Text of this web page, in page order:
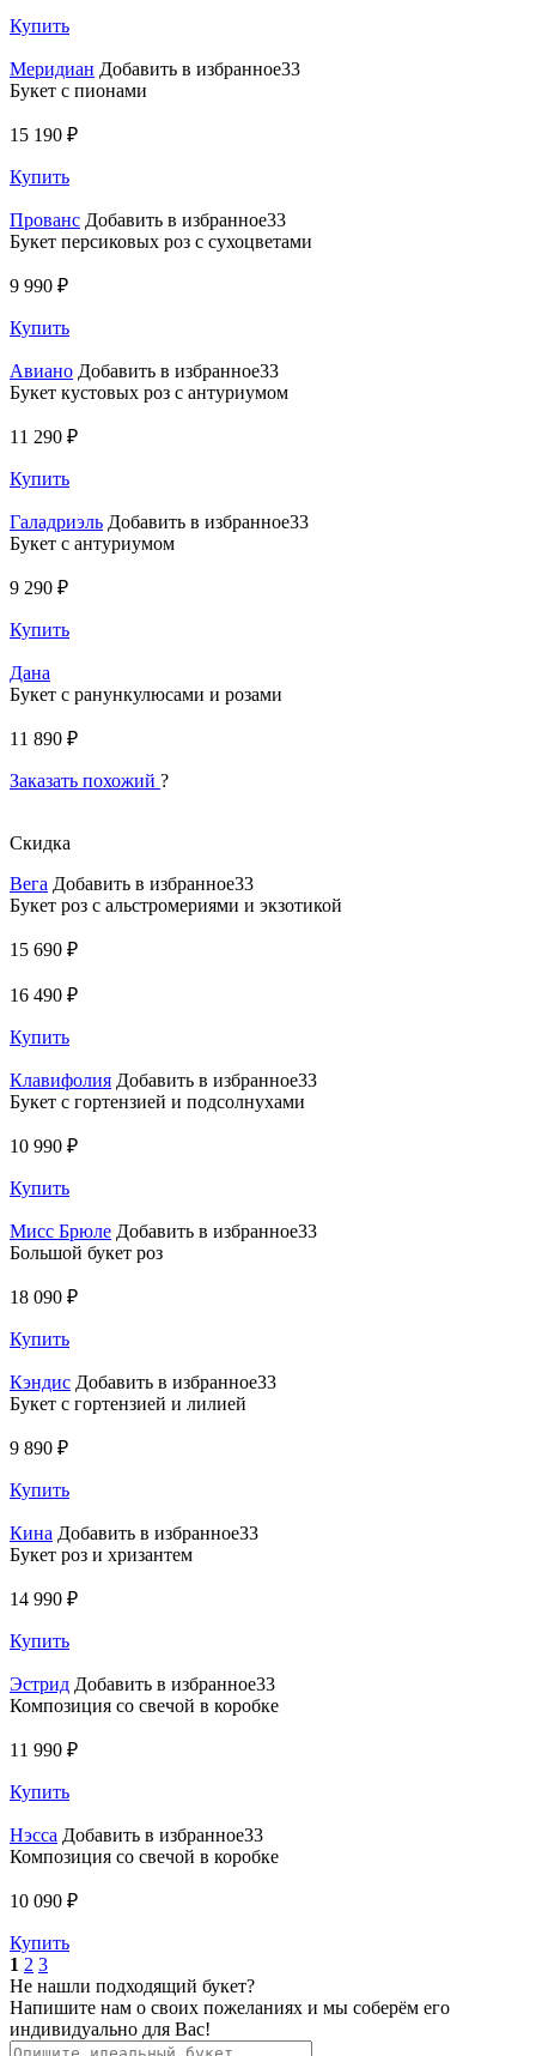
Купить
Меридиан Добавить в избранное33
Букет с пионами
15 190 ₽
Купить
Прованс Добавить в избранное33
Букет персиковых роз с сухоцветами
9 990 ₽
Купить
Авиано Добавить в избранное33
Букет кустовых роз с антуриумом
11 290 ₽
Купить
Галадриэль Добавить в избранное33
Букет с антуриумом
9 290 ₽
Купить
Дана
Букет с ранункулюсами и розами
11 890 ₽
Заказать похожий ?
Скидка
Вега Добавить в избранное33
Букет роз с альстромериями и экзотикой
15 690 ₽
16 490 ₽
Купить
Клавифолия Добавить в избранное33
Букет с гортензией и подсолнухами
10 990 ₽
Купить
Мисс Брюле Добавить в избранное33
Большой букет роз
18 090 ₽
Купить
Кэндис Добавить в избранное33
Букет с гортензией и лилией
9 890 ₽
Купить
Кина Добавить в избранное33
Букет роз и хризантем
14 990 ₽
Купить
Эстрид Добавить в избранное33
Композиция со свечой в коробке
11 990 ₽
Купить
Нэсса Добавить в избранное33
Композиция со свечой в коробке
10 090 ₽
Купить
1 2 3
Не нашли подходящий букет?
Напишите нам о своих пожеланиях и мы соберём его
индивидуально для Вас!